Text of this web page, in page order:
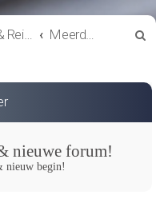
Tour & Reisverslagen Meerdaagse ritjes
nieuwe forum!
nieuw begin!